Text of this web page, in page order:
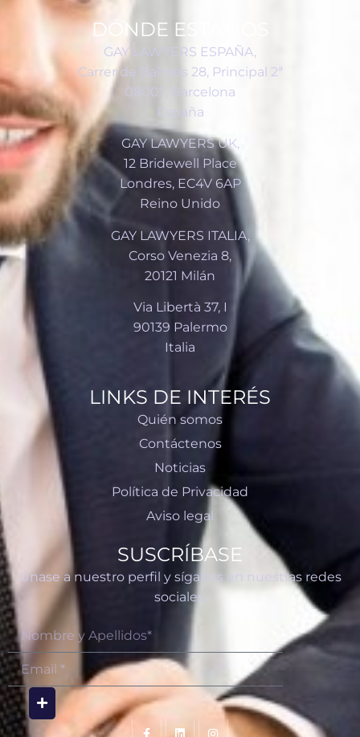
DÓNDE ESTAMOS
GAY LAWYERS ESPAÑA,
Carrer de Balmes 28, Principal 2ª
08007, Barcelona
España
GAY LAWYERS UK,
12 Bridewell Place
Londres, EC4V 6AP
Reino Unido
GAY LAWYERS ITALIA,
Corso Venezia 8,
20121 Milán
Via Libertà 37, I
90139 Palermo
Italia
LINKS DE INTERÉS
Quién somos
Contáctenos
Noticias
Política de Privacidad
Aviso legal
SUSCRÍBASE
Únase a nuestro perfil y síganos en nuestras redes
sociales.